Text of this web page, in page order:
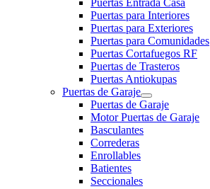
Puertas para Interiores
Puertas para Exteriores
Puertas para Comunidades
Puertas Cortafuegos RF
Puertas de Trasteros
Puertas Antiokupas
Puertas de Garaje
Puertas de Garaje
Motor Puertas de Garaje
Basculantes
Correderas
Enrollables
Batientes
Seccionales